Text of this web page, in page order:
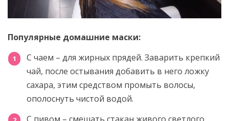
Популярные домашние маски:
С чаем – для жирных прядей. Заварить крепкий
чай, после остывания добавить в него ложку
сахара, этим средством промыть волосы,
ополоснуть чистой водой.